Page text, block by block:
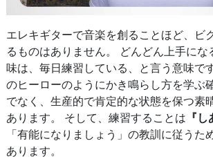
エレキギターで音楽を創ることほど、ビ
るものはありません。 どんどん上手に
味は、毎日練習している、と言う意味で
のヒーローのようにかき鳴らし方を学ぶ
でなく、生産的で肯定的な状態を保つ素
あります。 そして、練習することは 『
「有能になりましょう」の教訓に従うた
あります。